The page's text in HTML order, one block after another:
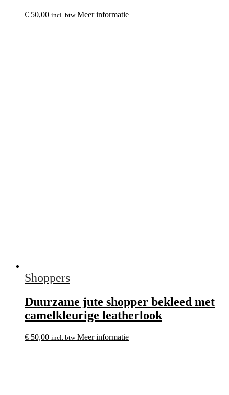
€ 50,00 incl. btw Meer informatie
Shoppers
Duurzame jute shopper bekleed met
camelkleurige leatherlook
€ 50,00 incl. btw Meer informatie